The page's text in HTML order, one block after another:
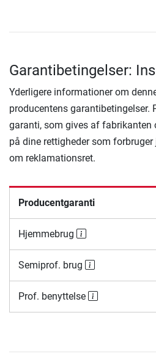
Garantibetingelser:
Yderligere informationer om
producentens garantibetingelser.
garanti, som gives af fabrikanten
på dine rettigheder som
om reklamationsret.
Producentgaranti
Hjemmebrug
Semiprof. brug
Prof. benyttelse